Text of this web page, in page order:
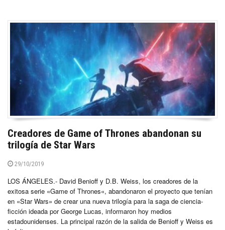
Creadores de Game of Thrones abandonan su
trilogía de Star Wars
29/10/2019
LOS ÁNGELES.- David Benioff y D.B. Weiss, los creadores de la
exitosa serie «Game of Thrones«, abandonaron el proyecto que tenían
en «Star Wars» de crear una nueva trilogía para la saga de ciencia-
ficción ideada por George Lucas, informaron hoy medios
estadounidenses. La principal razón de la salida de Benioff y Weiss es